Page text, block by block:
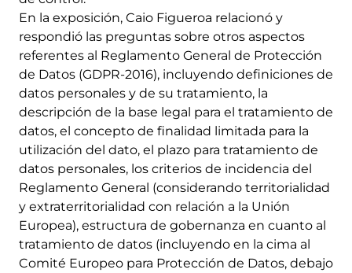
En la exposición, Caio Figueroa relacionó y
respondió las preguntas sobre otros aspectos
referentes al Reglamento General de Protección
de Datos (GDPR-2016), incluyendo definiciones de
datos personales y de su tratamiento, la
descripción de la base legal para el tratamiento de
datos, el concepto de finalidad limitada para la
utilización del dato, el plazo para tratamiento de
datos personales, los criterios de incidencia del
Reglamento General (considerando territorialidad
y extraterritorialidad con relación a la Unión
Europea), estructura de gobernanza en cuanto al
tratamiento de datos (incluyendo en la cima al
Comité Europeo para Protección de Datos, debajo